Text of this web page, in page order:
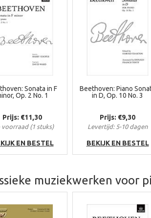
Sonata in F
Op. 2 No. 1
Prijs: €11,30
voorraad (1 stuks)
EN BESTEL
Beethoven: Piano
in D, Op. 10 No. 3
Prijs: €9,30
Levertijd: 5-10 dagen
BEKIJK EN BESTEL
muziekwerken voor